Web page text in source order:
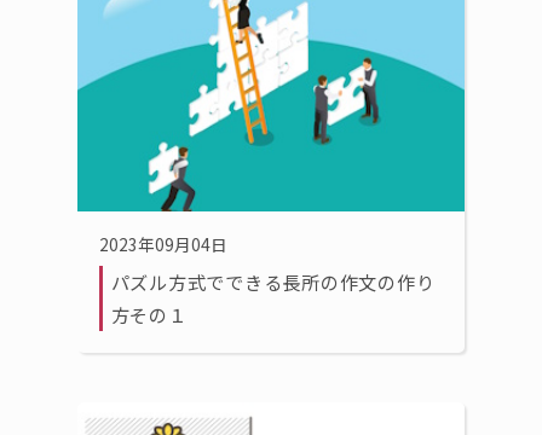
2023年09月04日
パズル方式でできる長所の作文の作り
方その１